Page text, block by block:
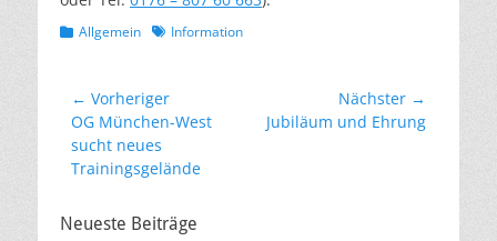
Kategorien
Allgemein Schlagworte
Information
Beitragsnavigation
← Vorheriger
Vorheriger
Beitrag:
OG München-West
sucht neues
Trainingsgelände
Nächster →
Nächster
Jubiläum und Ehrung
Neueste Beiträge